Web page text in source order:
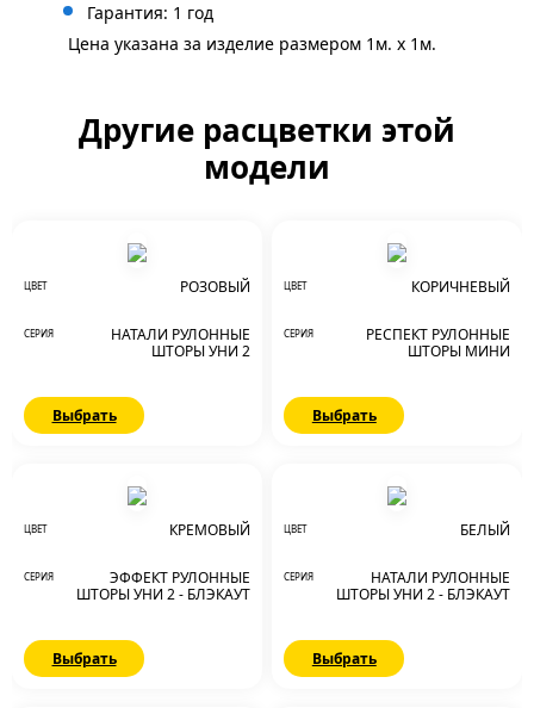
Гарантия: 1 год
Цена указана за изделие размером 1м. x 1м.
Другие расцветки этой
модели
ЦВЕТ РОЗОВЫЙ
СЕРИЯ
НАТАЛИ РУЛОННЫЕ
ШТОРЫ УНИ 2
Выбрать
ЦВЕТ КОРИЧНЕВЫЙ
СЕРИЯ
РЕСПЕКТ РУЛОННЫЕ
ШТОРЫ МИНИ
Выбрать
ЦВЕТ КРЕМОВЫЙ
СЕРИЯ
ЭФФЕКТ РУЛОННЫЕ
ШТОРЫ УНИ 2 - БЛЭКАУТ
Выбрать
ЦВЕТ БЕЛЫЙ
СЕРИЯ
НАТАЛИ РУЛОННЫЕ
ШТОРЫ УНИ 2 - БЛЭКАУТ
Выбрать